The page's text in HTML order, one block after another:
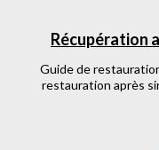
Récupération
Guide de
restauration après